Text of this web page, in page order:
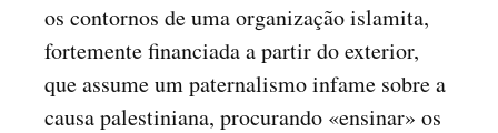
os contornos de uma organização islamita,
fortemente financiada a partir do exterior,
que assume um paternalismo infame sobre a
causa palestiniana, procurando «ensinar» os